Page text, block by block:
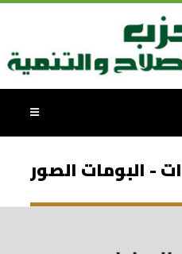
- البومات الصور